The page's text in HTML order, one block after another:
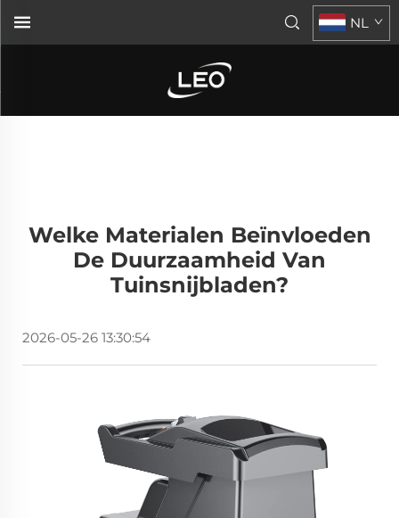
NL
Welke Materialen Beïnvloeden
De Duurzaamheid Van
Tuinsnijbladen?
2026-05-26 13:30:54